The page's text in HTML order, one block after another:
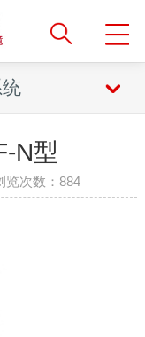
N型
览次数：884